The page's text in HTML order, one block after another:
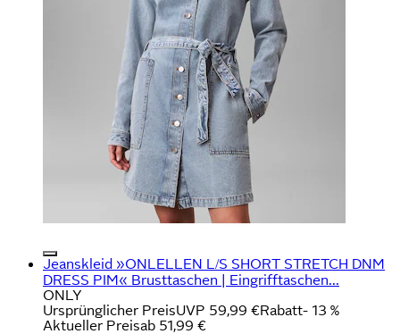
Jeanskleid »ONLELLEN L/S SHORT STRETCH DNM
DRESS PIM« Brusttaschen | Eingrifftaschen...
ONLY
Ursprünglicher PreisUVP 59,99 €Rabatt- 13 %
Aktueller Preisab 51,99 €